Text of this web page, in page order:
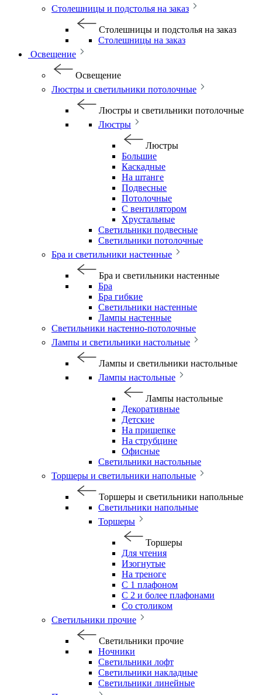
Столешницы и подстолья на заказ
Столешницы и подстолья на заказ
Столешницы на заказ
Освещение
Освещение
Люстры и светильники потолочные
Люстры и светильники потолочные
Люстры
Люстры
Большие
Каскадные
На штанге
Подвесные
Потолочные
С вентилятором
Хрустальные
Светильники подвесные
Светильники потолочные
Бра и светильники настенные
Бра и светильники настенные
Бра
Бра гибкие
Светильники настенные
Лампы настенные
Светильники настенно-потолочные
Лампы и светильники настольные
Лампы и светильники настольные
Лампы настольные
Лампы настольные
Декоративные
Детские
На прищепке
На струбцине
Офисные
Светильники настольные
Торшеры и светильники напольные
Торшеры и светильники напольные
Светильники напольные
Торшеры
Торшеры
Для чтения
Изогнутые
На треноге
С 1 плафоном
С 2 и более плафонами
Со столиком
Светильники прочие
Светильники прочие
Ночники
Светильники лофт
Светильники накладные
Светильники линейные